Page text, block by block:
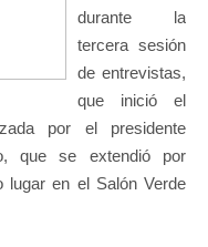
durante la
tercera sesión
de entrevistas,
que inició el
por el presidente
que se extendió por
lugar en el Salón Verde